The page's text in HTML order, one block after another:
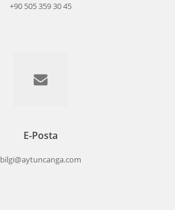
+90 505 359 30 45
E-Posta
bilgi@aytuncanga.com